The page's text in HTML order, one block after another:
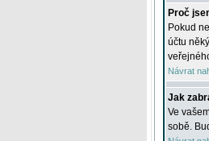
Proč
Pokud
účtu
Návrat
Jak
Ve
sobě.